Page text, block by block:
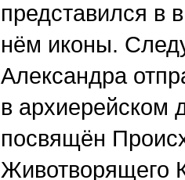
представился в
нём иконы.
Александра
в архиерейском
посвящён
Животворящего